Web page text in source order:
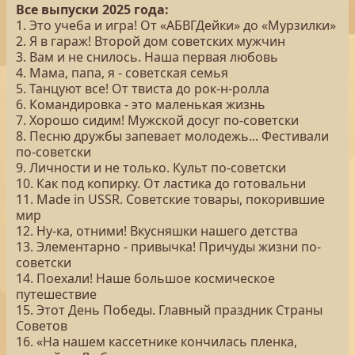
Все выпуски 2025 года:
1. Это учеба и игра! От «АБВГДейки» до «Мурзилки»
2. Я в гараж! Второй дом советских мужчин
3. Вам и не снилось. Наша первая любовь
4. Мама, папа, я - советская семья
5. Танцуют все! От твиста до рок-н-ролла
6. Командировка - это маленькая жизнь
7. Хорошо сидим! Мужской досуг по-советски
8. Песню дружбы запевает молодежь... Фестивали
по-советски
9. Личности и не только. Культ по-советски
10. Как под копирку. От ластика до готовальни
11. Made in USSR. Советские товары, покорившие
мир
12. Ну-ка, отними! Вкусняшки нашего детства
13. Элементарно - привычка! Причуды жизни по-
советски
14. Поехали! Наше большое космическое
путешествие
15. Этот День Победы. Главный праздник Страны
Советов
16. «На нашем кассетнике кончилась пленка,